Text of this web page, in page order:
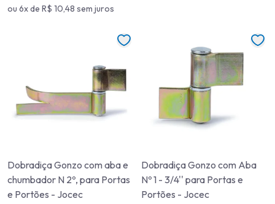
ou 6x de R$ 10,48 sem juros
Dobradiça Gonzo com aba e
chumbador N 2º, para Portas
e Portões - Jocec
Dobradiça Gonzo com Aba
Nº 1 - 3/4'' para Portas e
Portões - Jocec